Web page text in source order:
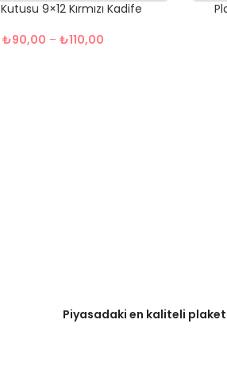
9×12 Kırmızı Kadife
₺90,00 – ₺110,00
Piyasadaki en kaliteli